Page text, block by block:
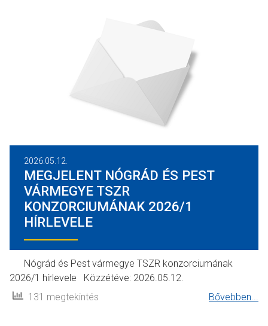
2026.05.12.
MEGJELENT NÓGRÁD ÉS PEST
VÁRMEGYE TSZR
KONZORCIUMÁNAK 2026/1
HÍRLEVELE
Nógrád és Pest vármegye TSZR konzorciumának
2026/1 hírlevele Közzétéve: 2026.05.12.
131 megtekintés
Bővebben...